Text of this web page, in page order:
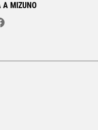
A MIZUNO